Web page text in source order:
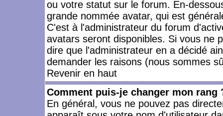
ou votre statut sur le forum. En-
grande nommée avatar, qui est
C'est à l'administrateur du forum
avatars seront disponibles. Si vous ne
dire que l'administrateur en a décidé
demander les raisons (nous sommes
Revenir en haut
Comment puis-je changer mon rang
En général, vous ne pouvez pas